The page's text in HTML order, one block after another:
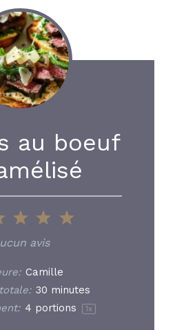
au boeuf
5
4
3
Stars
2
Stars
avis
Camille
30 minutes
4 portions 1x